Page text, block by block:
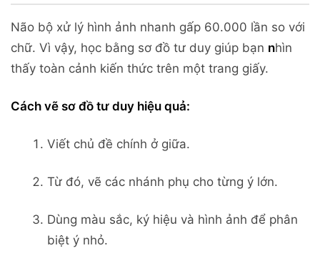
Não bộ xử lý hình ảnh nhanh gấp 60.000 lần so với
chữ. Vì vậy, học bằng sơ đồ tư duy giúp bạn nhìn
thấy toàn cảnh kiến thức trên một trang giấy.
Cách vẽ sơ đồ tư duy hiệu quả:
Viết chủ đề chính ở giữa.
Từ đó, vẽ các nhánh phụ cho từng ý lớn.
Dùng màu sắc, ký hiệu và hình ảnh để phân
biệt ý nhỏ.